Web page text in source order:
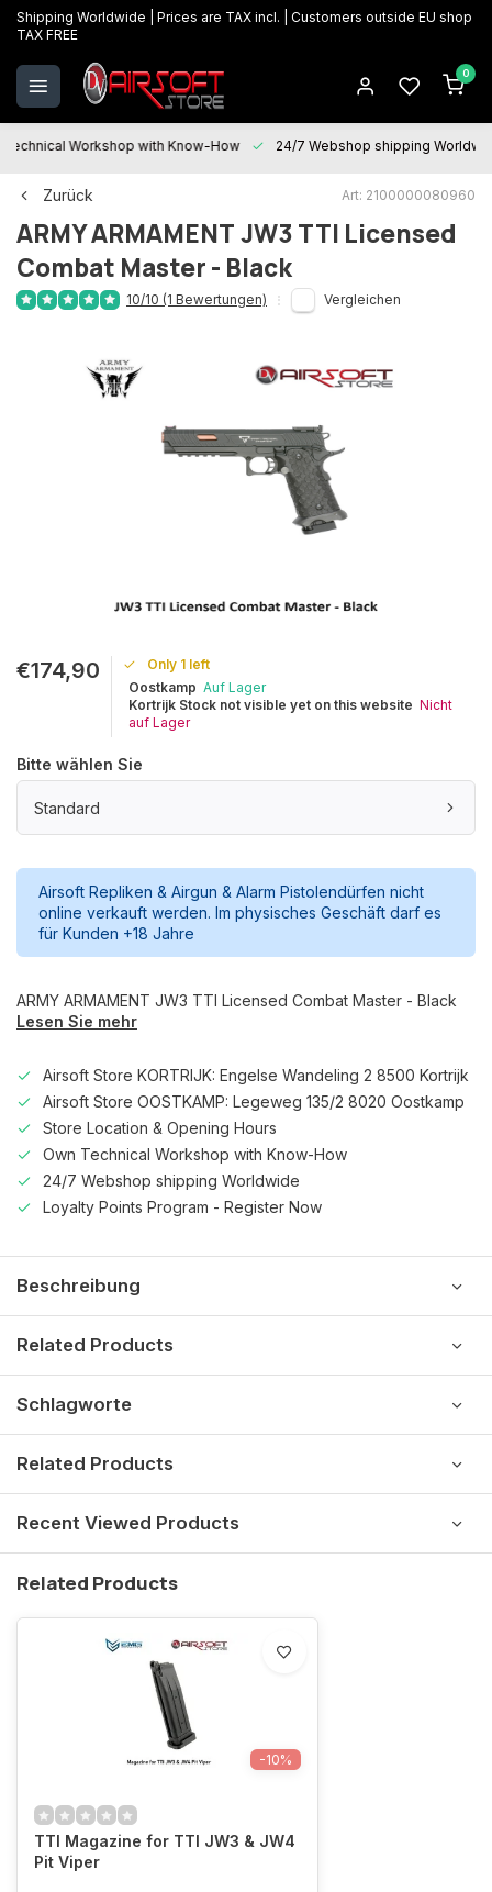
Shipping Worldwide | Prices are TAX incl. | Customers outside EU shop
TAX FREE
0
Technical Workshop with Know-How 24/7 Webshop shipping
Zurück Art: 2100000080960
ARMY ARMAMENTJW3 TTI Licensed
Combat Master - Black
10/10 (1 Bewertungen) Vergleichen
€174,90
Only 1 left
Oostkamp Auf Lager
Kortrijk Stock not visible yet on this website Nicht
auf Lager
Bitte wählen Sie
Standard
Airsoft Repliken & Airgun & Alarm Pistolendürfen nicht
online verkauft werden. Im physisches Geschäft darf es
für Kunden +18 Jahre
ARMY ARMAMENT JW3 TTI Licensed Combat Master - Black
Lesen Sie mehr
Airsoft Store KORTRIJK: Engelse Wandeling 2 8500 Kortrijk
Airsoft Store OOSTKAMP: Legeweg 135/2 8020 Oostkamp
Store Location & Opening Hours
Own Technical Workshop with Know-How
24/7 Webshop shipping Worldwide
Loyalty Points Program - Register Now
Beschreibung
Related Products
Schlagworte
Related Products
Recent Viewed Products
Related Products
-10%
TTI Magazine for TTI JW3 & JW4
Pit Viper